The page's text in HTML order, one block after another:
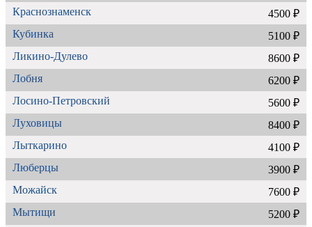
Краснознаменск
4500 ₽
Кубинка
5100 ₽
Ликино-Дулево
8600 ₽
Лобня
6200 ₽
Лосино-Петровский
5600 ₽
Луховицы
8400 ₽
Лыткарино
4100 ₽
Люберцы
3900 ₽
Можайск
7600 ₽
Мытищи
5200 ₽